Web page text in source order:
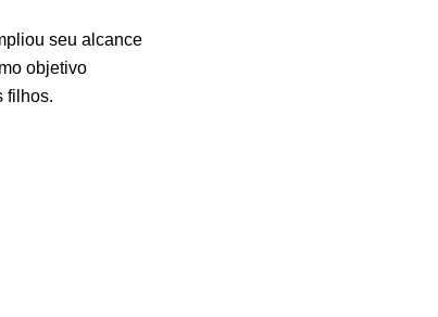
seu alcance
objetivo
filhos.